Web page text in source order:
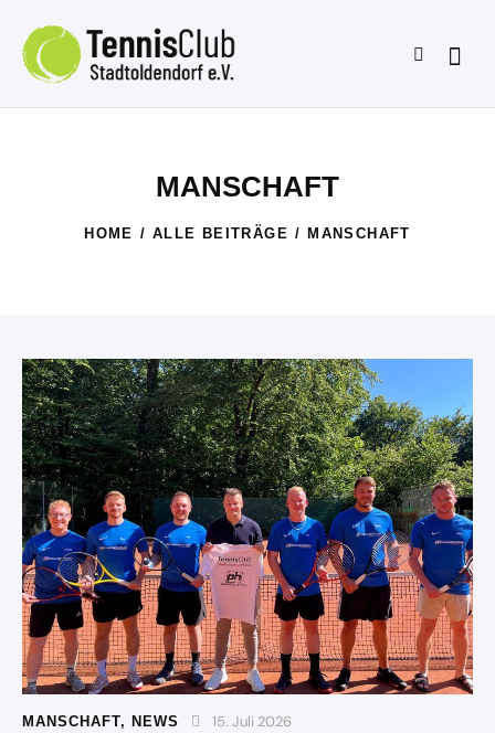
MANSCHAFT
HOME ALLE BEITRÄGE MANSCHAFT
MANSCHAFT, NEWS 15. Juli 2026